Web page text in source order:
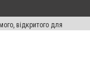
відкритого для